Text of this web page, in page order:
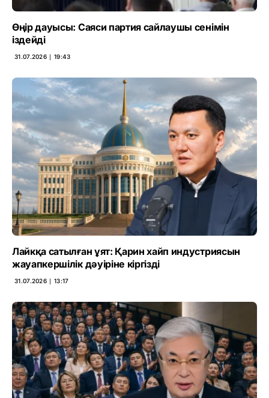
Өңір дауысы: Саяси партия сайлаушы сенімін
іздейді
31.07.2026 ∣ 19:43
Лайкқа сатылған ұят: Қарин хайп индустриясын
жауапкершілік дәуіріне кіргізді
31.07.2026 ∣ 13:17